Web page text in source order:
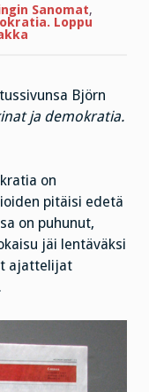
Sanomat,
Loppu
Björn
ja demokratia.
on
pitäisi edetä
on puhunut,
jäi lentäväksi
ajattelijat